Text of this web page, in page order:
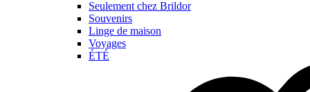
Seulement chez Brildor
Souvenirs
Linge de maison
Voyages
ÉTÉ